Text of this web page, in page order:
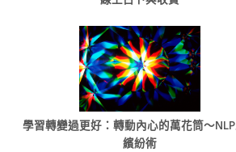
學習轉變過更好：轉動內心的萬花筒～NLP
繽紛術